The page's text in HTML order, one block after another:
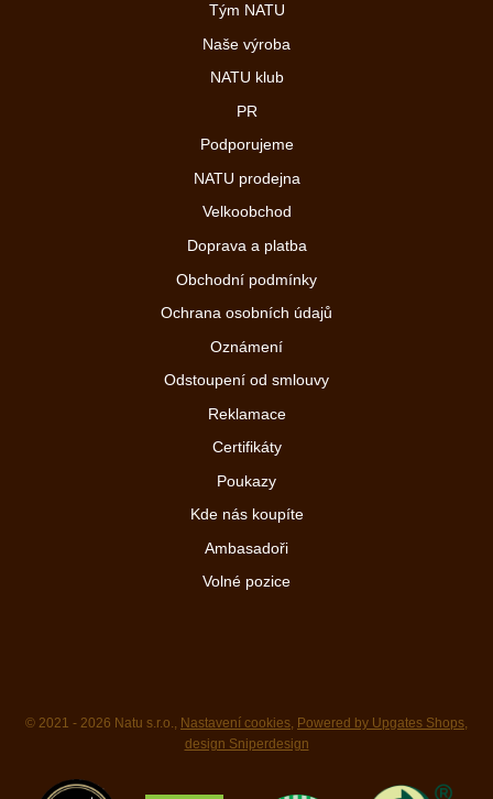
Tým NATU
Naše výroba
NATU klub
PR
Podporujeme
NATU prodejna
Velkoobchod
Doprava a platba
Obchodní podmínky
Ochrana osobních údajů
Oznámení
Odstoupení od smlouvy
Reklamace
Certifikáty
Poukazy
Kde nás koupíte
Ambasadoři
Volné pozice
© 2021 - 2026 Natu s.r.o., Nastavení cookies, Powered by Upgates Shops,
design Sniperdesign